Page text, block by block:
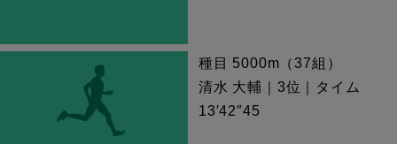
種目 5000m（37組）
清水 大輔｜3位｜タイム
13′42″45